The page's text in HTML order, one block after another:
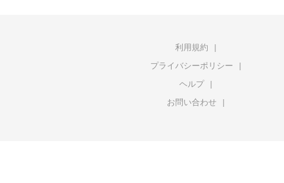
利用規約
プライバシーポリシー
ヘルプ
お問い合わせ